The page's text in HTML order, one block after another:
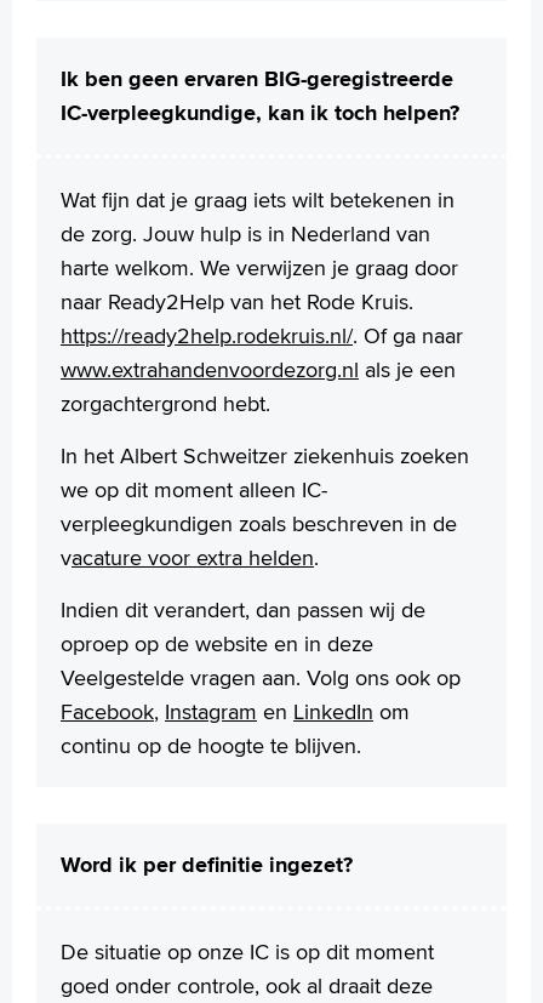
Ik ben geen ervaren BIG-geregistreerde
IC-verpleegkundige, kan ik toch helpen?
Wat fijn dat je graag iets wilt betekenen in
de zorg. Jouw hulp is in Nederland van
harte welkom. We verwijzen je graag door
naar Ready2Help van het Rode Kruis.
https://ready2help.rodekruis.nl/. Of ga naar
www.extrahandenvoordezorg.nl als je een
zorgachtergrond hebt.
In het Albert Schweitzer ziekenhuis zoeken
we op dit moment alleen IC-
verpleegkundigen zoals beschreven in de
vacature voor extra helden.
Indien dit verandert, dan passen wij de
oproep op de website en in deze
Veelgestelde vragen aan. Volg ons ook op
Facebook, Instagram en LinkedIn om
continu op de hoogte te blijven.
Word ik per definitie ingezet?
De situatie op onze IC is op dit moment
goed onder controle, ook al draait deze